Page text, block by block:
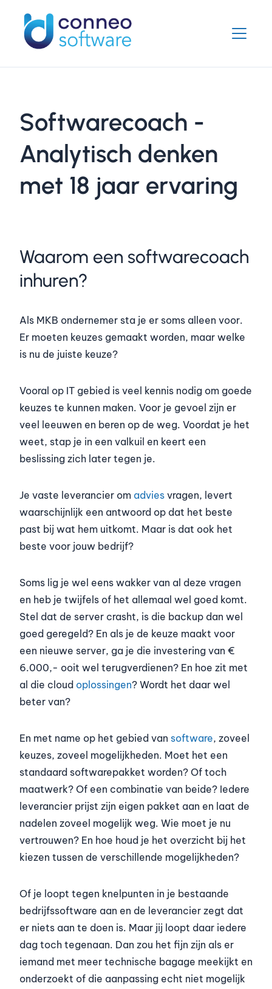
Softwarecoach -
Analytisch denken
met 18 jaar ervaring
Waarom een softwarecoach
inhuren?
Als MKB ondernemer sta je er soms alleen voor.
Er moeten keuzes gemaakt worden, maar welke
is nu de juiste keuze?
Vooral op IT gebied is veel kennis nodig om goede
keuzes te kunnen maken. Voor je gevoel zijn er
veel leeuwen en beren op de weg. Voordat je het
weet, stap je in een valkuil en keert een
beslissing zich later tegen je.
Je vaste leverancier om advies vragen, levert
waarschijnlijk een antwoord op dat het beste
past bij wat hem uitkomt. Maar is dat ook het
beste voor jouw bedrijf?
Soms lig je wel eens wakker van al deze vragen
en heb je twijfels of het allemaal wel goed komt.
Stel dat de server crasht, is die backup dan wel
goed geregeld? En als je de keuze maakt voor
een nieuwe server, ga je die investering van €
6.000,- ooit wel terugverdienen? En hoe zit met
al die cloud oplossingen? Wordt het daar wel
beter van?
En met name op het gebied van software, zoveel
keuzes, zoveel mogelijkheden. Moet het een
standaard softwarepakket worden? Of toch
maatwerk? Of een combinatie van beide? Iedere
leverancier prijst zijn eigen pakket aan en laat de
nadelen zoveel mogelijk weg. Wie moet je nu
vertrouwen? En hoe houd je het overzicht bij het
kiezen tussen de verschillende mogelijkheden?
Of je loopt tegen knelpunten in je bestaande
bedrijfssoftware aan en de leverancier zegt dat
er niets aan te doen is. Maar jij loopt daar iedere
dag toch tegenaan. Dan zou het fijn zijn als er
iemand met meer technische bagage meekijkt en
onderzoekt of die aanpassing echt niet mogelijk